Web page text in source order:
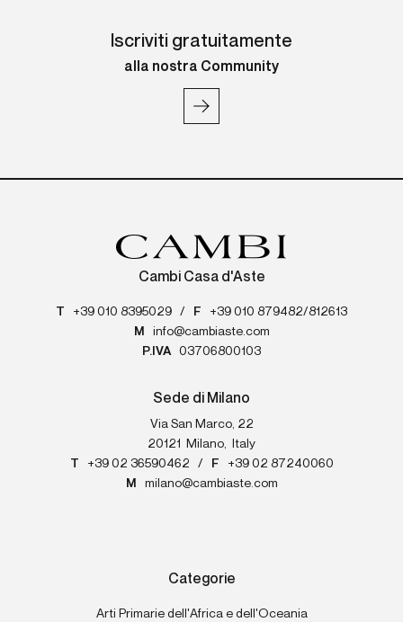
Iscriviti gratuitamente
alla nostra Community
Cambi Casa d'Aste
T +39 010 8395029 / F
+39 010 879482/812613
M
info@cambiaste.com
P.IVA
03706800103
Sede di Milano
Via San Marco, 22
20121
Milano,
Italy
T
+39 02 36590462 / F
+39 02 87240060
M
milano@cambiaste.com
Categorie
Arti Primarie dell'Africa e dell'Oceania